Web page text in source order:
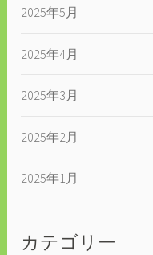
2025年5月
2025年4月
2025年3月
2025年2月
2025年1月
カテゴリー